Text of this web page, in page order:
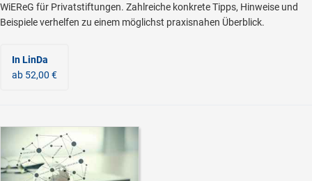
WiEReG für Privatstiftungen. Zahlreiche konkrete Tipps, Hinweise und
Beispiele verhelfen zu einem möglichst praxisnahen Überblick.
In LinDa
ab 52,00 €